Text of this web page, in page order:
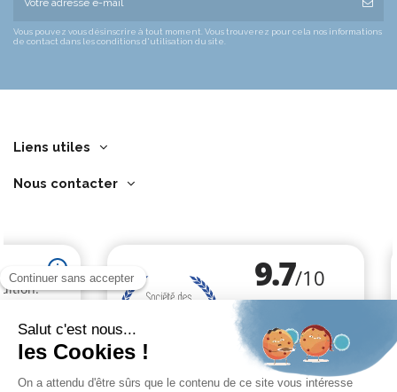
Vous pouvez vous désinscrire à tout moment. Vous trouverez pour cela nos informations
de contact dans les conditions d'utilisation du site.
Liens utiles
Nous contacter